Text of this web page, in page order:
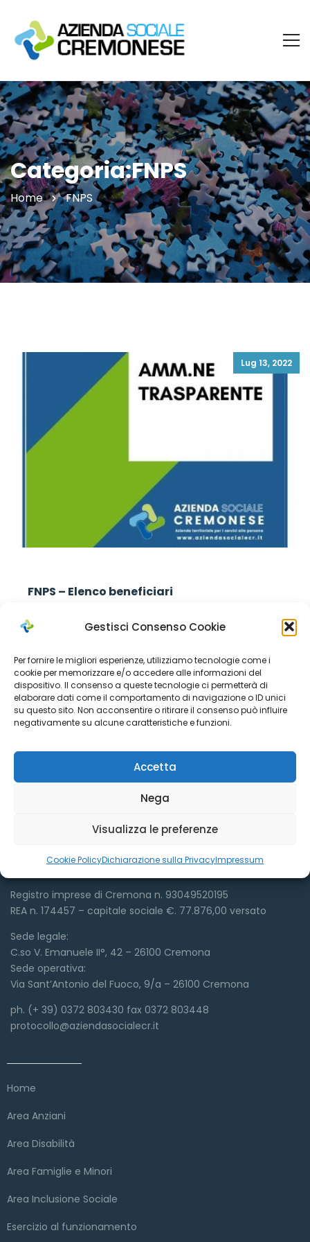
Gestisci Consenso Cookie
Per fornire le migliori esperienze, utilizziamo tecnologie come i
cookie per memorizzare e/o accedere alle informazioni del
dispositivo. Il consenso a queste tecnologie ci permetterà di
elaborare dati come il comportamento di navigazione o ID unici
su questo sito. Non acconsentire o ritirare il consenso può influire
negativamente su alcune caratteristiche e funzioni.
Accetta
Nega
Visualizza le preferenze
Cookie PolicyDichiarazione sulla PrivacyImpressum
Categoria:FNPS
Home FNPS
Lug 13, 2022
FNPS – Elenco beneficiari
Dove siamo
Azienda Sociale Cremonese
Cremona – (CR) ITALY
Registro imprese di Cremona n. 93049520195
REA n. 174457 – capitale sociale €. 77.876,00 versato
Sede legale:
C.so V. Emanuele II°, 42 – 26100 Cremona
Sede operativa:
Via Sant’Antonio del Fuoco, 9/a – 26100 Cremona
ph. (+ 39) 0372 803430 fax 0372 803448
protocollo@aziendasocialecr.it
Home
Area Anziani
Area Disabilità
Area Famiglie e Minori
Area Inclusione Sociale
Esercizio al funzionamento